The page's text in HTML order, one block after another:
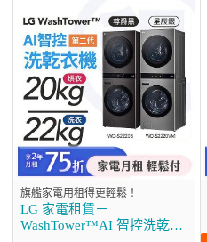
旗艦家電用租得更輕鬆！
LG 家電租賃－
WashTower™AI 智控洗乾衣